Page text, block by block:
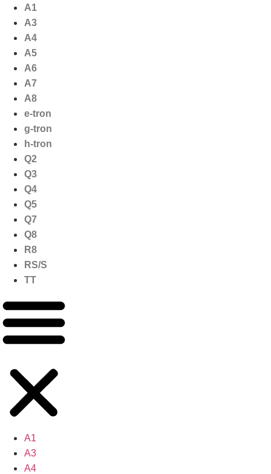
naar
inhoud
A1
A3
A4
A5
A6
A7
A8
e-tron
g-tron
h-tron
Q2
Q3
Q4
Q5
Q7
Q8
R8
RS/S
TT
A1
A3
A4